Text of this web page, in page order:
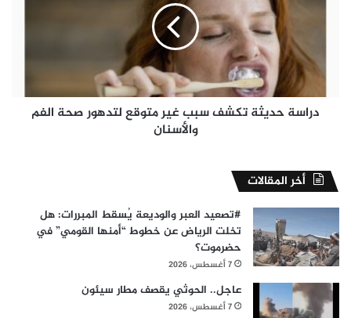
لتدهور
الفم
والأسناندراسة حديثة تكشف سبب غير متوقع لتدهور صحة الفم
والأسنان
أخر المقالات
#​تصعيد العبر والوديعة يُسقط المبررات: هل
تخلت الرياض عن خطوط “أمنها القومي” في
حضرموت؟
7 أغسطس، 2026
عاجل.. الحوثي يقصف مطار سيئون
7 أغسطس، 2026